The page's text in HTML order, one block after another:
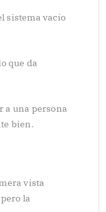
sistema vacío
que da
a una persona
bien.
vista
la